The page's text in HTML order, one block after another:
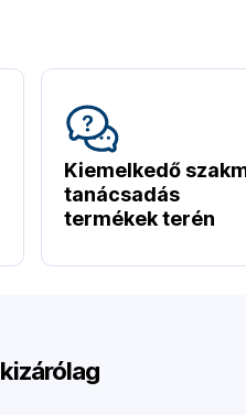
Kiemelkedő
tanácsadás
termékek terén
kizárólag